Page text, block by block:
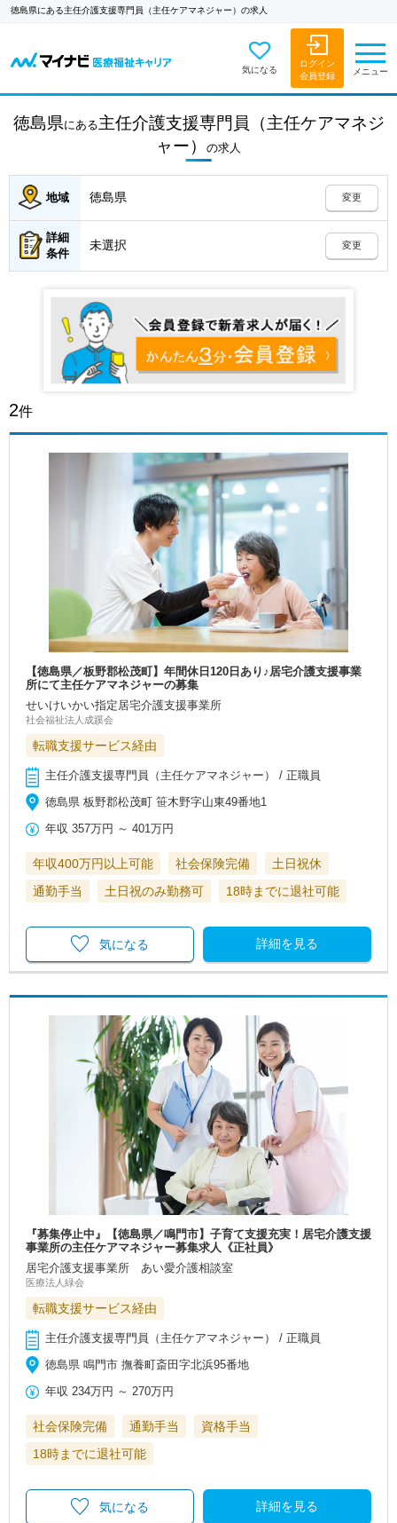
徳島県にある主任介護支援専門員（主任ケアマネジャー）の求人
気になる
ログイン
会員登録
メニュー
徳島県にある主任介護支援専門員（主任ケアマネジ
ャー）
の求人
地域 徳島県 変更
詳細
条件
未選択 変更
2件
【徳島県／板野郡松茂町】年間休日120日あり♪居宅介護支援事業
所にて主任ケアマネジャーの募集
せいけいかい指定居宅介護支援事業所
社会福祉法人成蹊会
転職支援サービス経由
主任介護支援専門員（主任ケアマネジャー） / 正職員
徳島県 板野郡松茂町 笹木野字山東49番地1
年収 357万円 ～401万円
年収400万円以上可能 社会保険完備
土日祝休
通勤手当
土日祝のみ勤務可 18時までに退社可能
詳細を見る
気になる
『募集停止中』【徳島県／鳴門市】子育て支援充実！居宅介護支援
事業所の主任ケアマネジャー募集求人《正社員》
居宅介護支援事業所 あい愛介護相談室
医療法人緑会
転職支援サービス経由
主任介護支援専門員（主任ケアマネジャー） / 正職員
徳島県 鳴門市 撫養町斎田字北浜95番地
年収 234万円 ～ 270万円
社会保険完備 通勤手当
資格手当
18時までに退社可能
詳細を見る
気になる